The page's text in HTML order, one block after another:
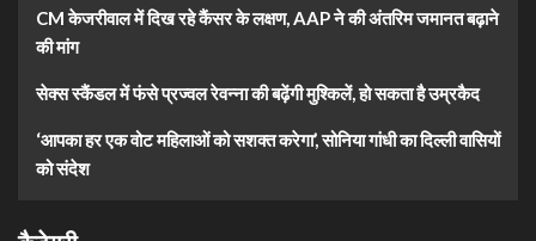
CM केजरीवाल में दिख रहे कैंसर के लक्षण, AAP ने की अंतरिम जमानत बढ़ाने
की मांग
सेक्स स्कैंडल में फंसे प्रज्वल रेवन्ना की बढ़ेंगी मुश्किलें, हो सकता है उम्रकैद
‘आपका हर एक वोट महिलाओं को सशक्त करेगा’, सोनिया गांधी का दिल्ली वासियों
को संदेश